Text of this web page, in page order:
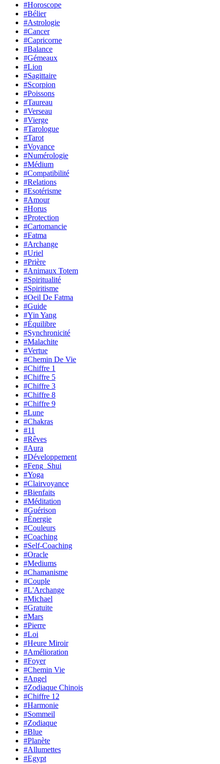
#Horoscope
#Bélier
#Astrologie
#Cancer
#Capricorne
#Balance
#Gémeaux
#Lion
#Sagittaire
#Scorpion
#Poissons
#Taureau
#Verseau
#Vierge
#Tarologue
#Tarot
#Voyance
#Numérologie
#Médium
#Compatibilité
#Relations
#Esotérisme
#Amour
#Horus
#Protection
#Cartomancie
#Fatma
#Archange
#Uriel
#Prière
#Animaux Totem
#Spiritualité
#Spiritisme
#Oeil De Fatma
#Guide
#Yin Yang
#Équilibre
#Synchronicité
#Malachite
#Vertue
#Chemin De Vie
#Chiffre 1
#Chiffre 5
#Chiffre 3
#Chiffre 8
#Chiffre 9
#Lune
#Chakras
#11
#Rêves
#Aura
#Développement
#Feng_Shui
#Yoga
#Clairvoyance
#Bienfaits
#Méditation
#Guérison
#Énergie
#Couleurs
#Coaching
#Self-Coaching
#Oracle
#Mediums
#Chamanisme
#Couple
#L'Archange
#Michael
#Gratuite
#Mars
#Pierre
#Loi
#Heure Miroir
#Amélioration
#Foyer
#Chemin Vie
#Angel
#Zodiaque Chinois
#Chiffre 12
#Harmonie
#Sommeil
#Zodiaque
#Blue
#Planète
#Allumettes
#Egypt